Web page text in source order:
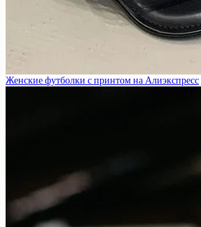
Женские футболки с принтом на Алиэкспресс